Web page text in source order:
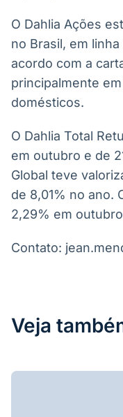
O Dahlia Ações
no Brasil, em
acordo com a
principalmente
domésticos.
O Dahlia Total
em outubro e de
Global teve
de 8,01% no ano.
2,29% em
Contato:
Veja